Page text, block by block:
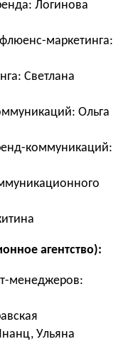
Логинова
маркетинга:
Светлана
Ольга
коммуникаций:
агентство):
менеджеров:
Ульяна